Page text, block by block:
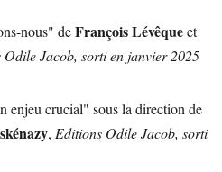
nous" deFrançois Lévêqueet
Odile Jacob, sorti en janvier 2025
enjeu crucial" sous la direction de
, Editions Odile Jacob, sorti